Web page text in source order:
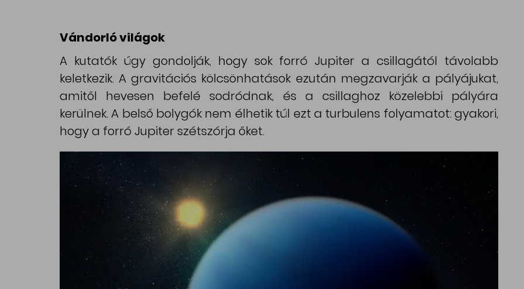
Vándorló világok
A kutatók úgy gondolják, hogy sok forró Jupiter a csillagától távolabb
keletkezik. A gravitációs kölcsönhatások ezután megzavarják a pályájukat,
amitől hevesen befelé sodródnak, és a csillaghoz közelebbi pályára
kerülnek. A belső bolygók nem élhetik túl ezt a turbulens folyamatot: gyakori,
hogy a forró Jupiter szétszórja őket.